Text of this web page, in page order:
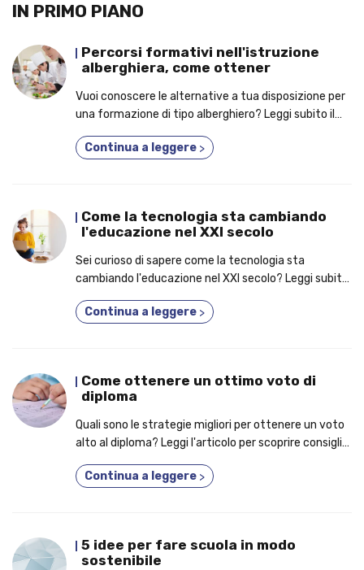
IN PRIMO PIANO
Percorsi formativi nell'istruzione
alberghiera, come ottener
Vuoi conoscere le alternative a tua disposizione per
una formazione di tipo alberghiero? Leggi subito il
Continua a leggere >
Come la tecnologia sta cambiando
l'educazione nel XXI secolo
Sei curioso di sapere come la tecnologia sta
cambiando l'educazione nel XXI secolo? Leggi subito
Continua a leggere >
Come ottenere un ottimo voto di
diploma
Quali sono le strategie migliori per ottenere un voto
alto al diploma? Leggi l'articolo per scoprire consigli
Continua a leggere >
5 idee per fare scuola in modo
sostenibile